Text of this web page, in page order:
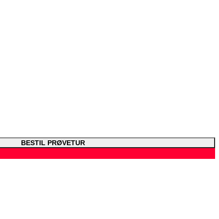
BESTIL PRØVETUR